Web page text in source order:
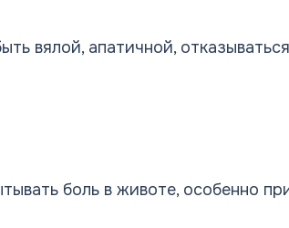
вялой, апатичной,
боль в животе, особенно